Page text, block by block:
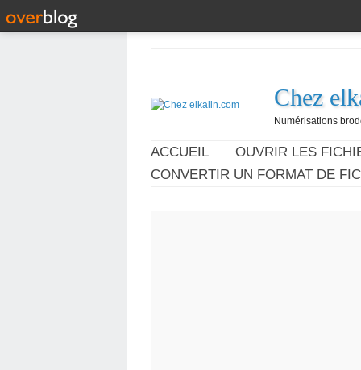
Chez
Numérisations
ACCUEIL
OUVRIR LES
CONVERTIR UN FORMAT DE